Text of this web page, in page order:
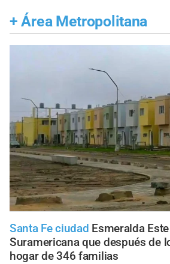
+ Área Metropolitana
Santa Fe ciudad Esmeralda
Suramericana que después de
hogar de 346 familias